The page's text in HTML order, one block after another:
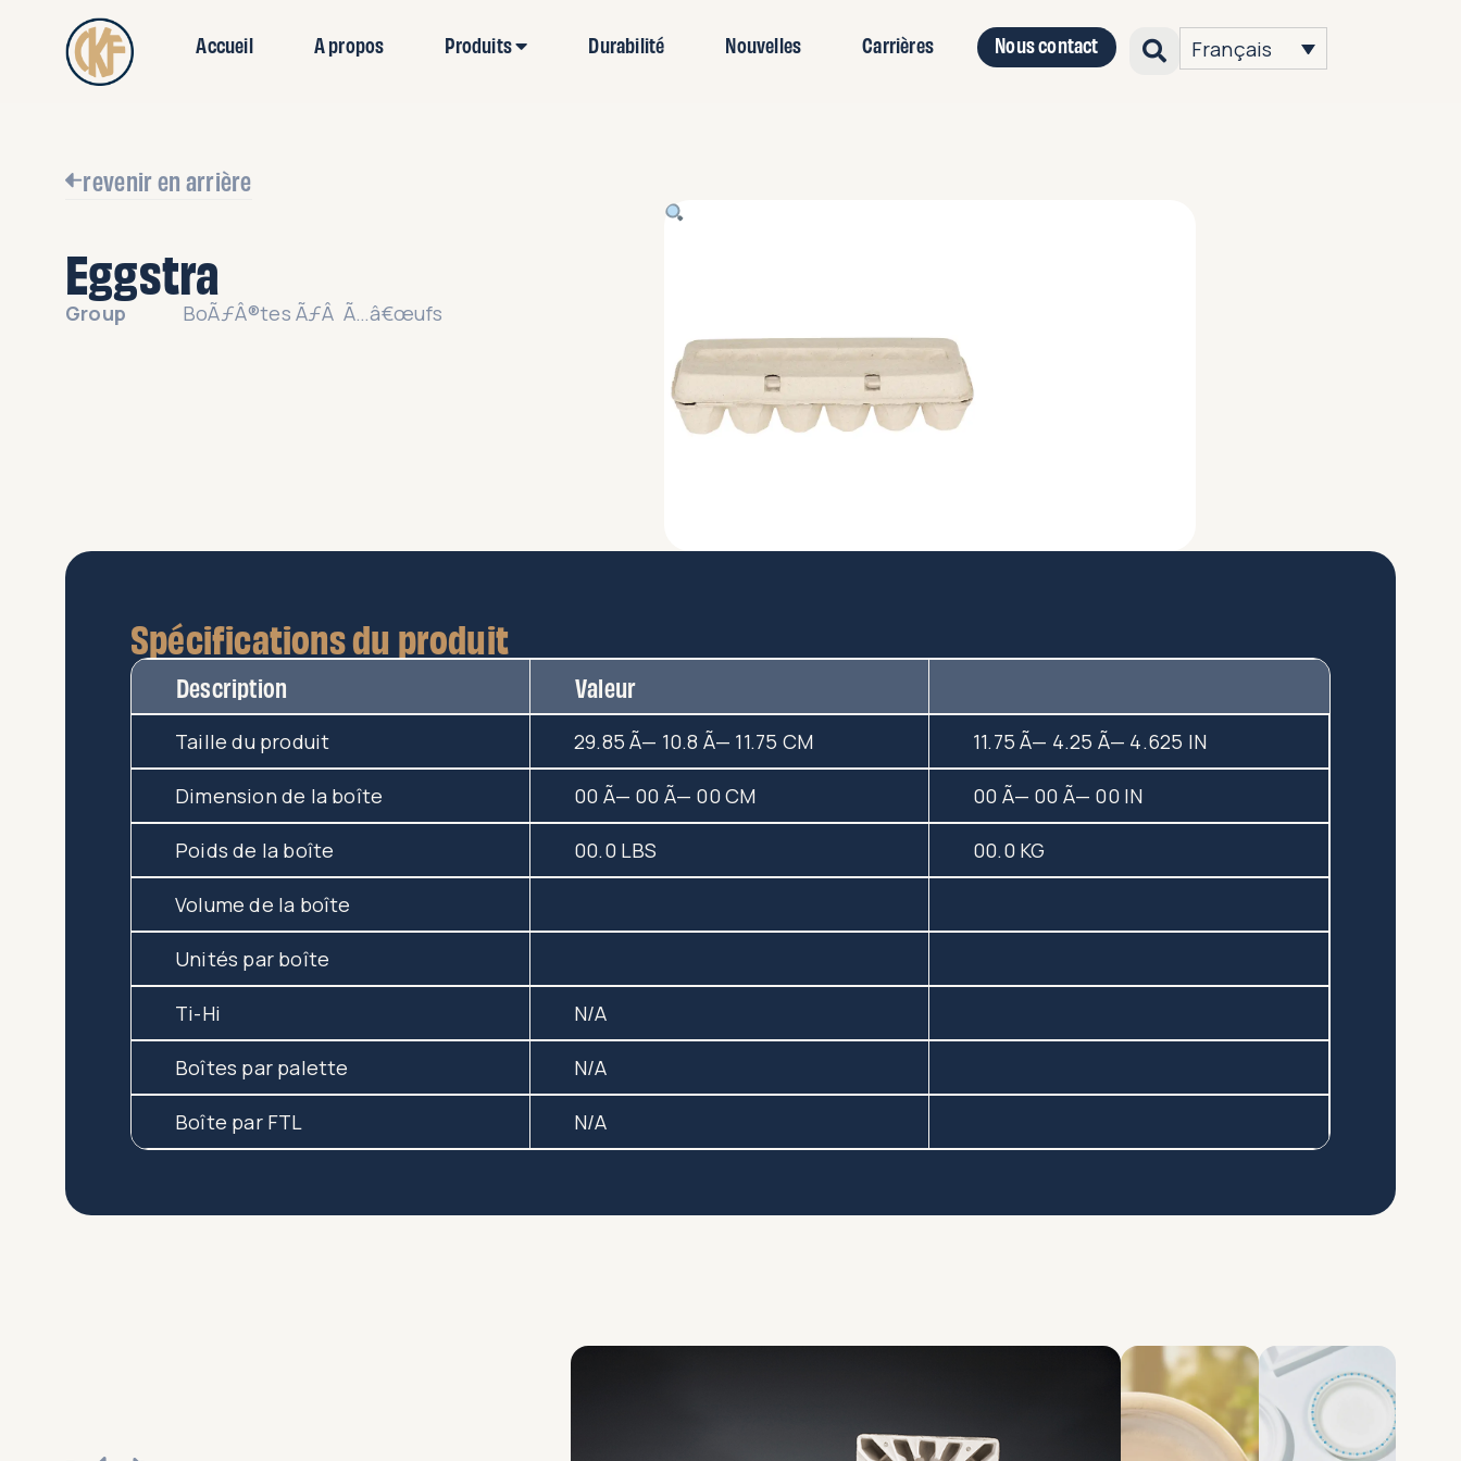
Accueil A propos Produits Durabilité Nouvelles Carrières Nous contact Français
revenir en arrière
Eggstra
Group BoÃƒÂ®tes ÃƒÂ Ã…â€œufs
Spécifications du produit
Description Valeur
Taille du produit 29.85 Ã— 10.8 Ã— 11.75 CM 11.75 Ã— 4.25 Ã— 4.625 IN
Dimension de la boîte 00 Ã— 00 Ã— 00 CM 00 Ã— 00 Ã— 00 IN
Poids de la boîte 00.0 LBS 00.0 KG
Volume de la boîte
Unités par boîte
Ti-Hi N/A
Boîtes par palette N/A
Boîte par FTL N/A